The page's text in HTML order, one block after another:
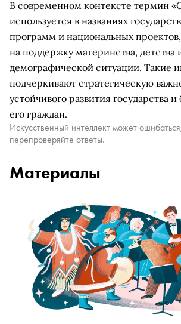
В современном контексте термин
используется в названиях
программ и национальных
на поддержку материнства, детства
демографической ситуации. Такие
подчеркивают стратегическую
устойчивого развития государства и
его граждан.
Искусственный интеллект может
перепроверяйте ответы.
Материалы